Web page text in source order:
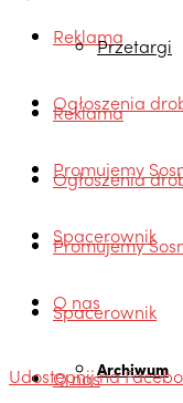
Reklama
Ogłoszenia
Promujemy
Spacerownik
O nas
Archiwum
Przetargi
Reklama
Ogłoszenia
Promujemy
Spacerownik
O nas
Udostępnij na